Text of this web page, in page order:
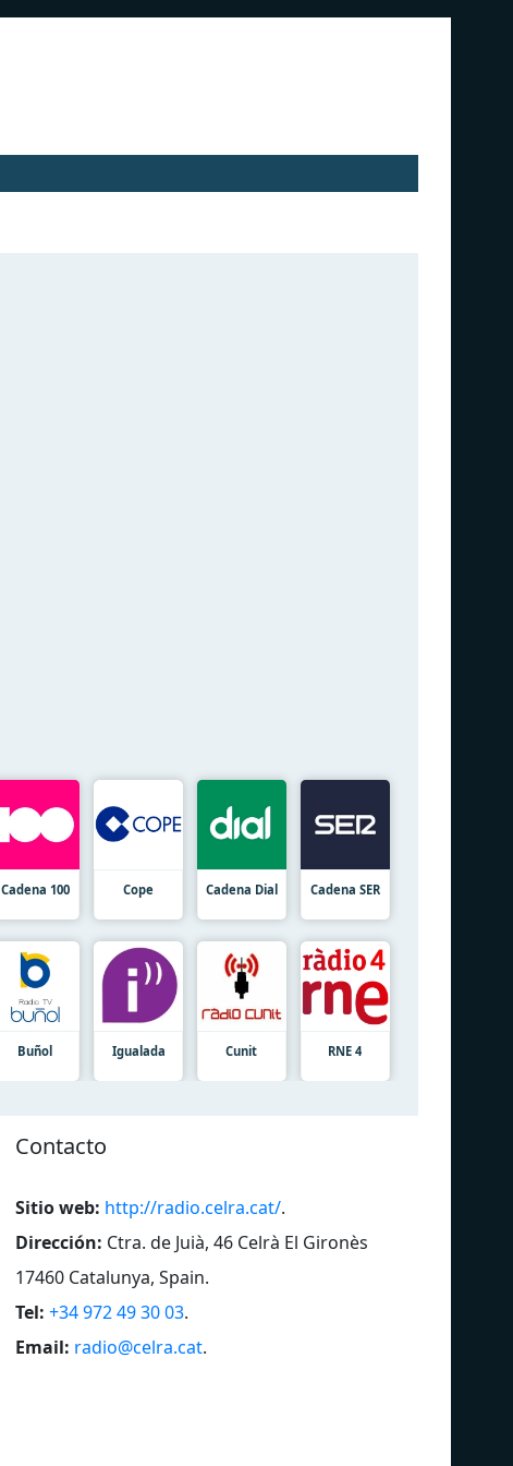
Cadena 100 Cope Cadena Dial Cadena SER
Buñol Igualada Cunit RNE 4
Contacto
Sitio web: http://radio.celra.cat/.
Dirección: Ctra. de Juià, 46 Celrà El Gironès
17460 Catalunya, Spain.
Tel: +34 972 49 30 03.
Email: radio@celra.cat.